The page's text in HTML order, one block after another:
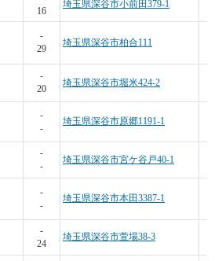
16
埼玉県深谷市小前田379-1
-
29
埼玉県深谷市柏合111
-
20
埼玉県深谷市堀米424-2
-
-
埼玉県深谷市原郷1191-1
-
-
埼玉県深谷市宮ケ谷戸40-1
-
-
埼玉県深谷市本田3387-1
-
24
埼玉県深谷市萱場38-3